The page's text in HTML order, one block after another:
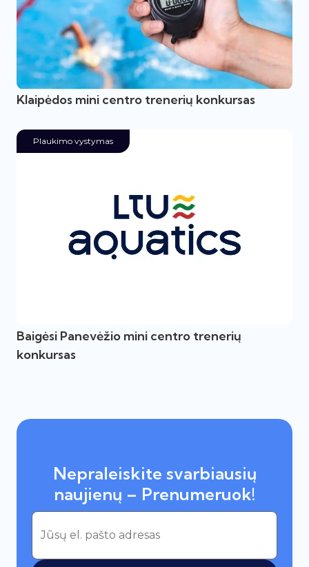
Klaipėdos mini centro trenerių konkursas
Plaukimo vystymas
Baigėsi Panevėžio mini centro trenerių
konkursas
Nepraleiskite svarbiausių
naujienų – Prenumeruok!